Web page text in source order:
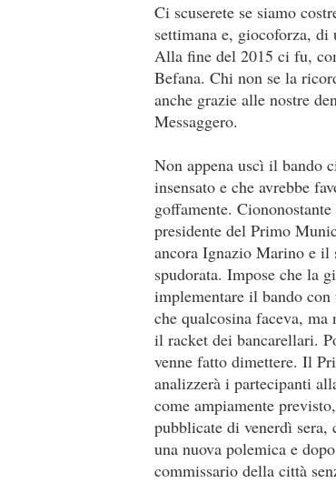
Ci scuserete se siamo
settimana e, giocoforza,
Alla fine del 2015 ci fu,
Befana. Chi non se la
anche grazie alle nostre
Messaggero.
Non appena uscì il bando
insensato e che avrebbe
goffamente.
presidente del Primo
ancora Ignazio Marino e il
spudorata. Impose che la
implementare il bando
che qualcosina faceva,
il racket dei bancarellari.
venne fatto dimettere. Il
analizzerà i partecipanti
come ampiamente
pubblicate di venerdì
una nuova polemica e
commissario della città